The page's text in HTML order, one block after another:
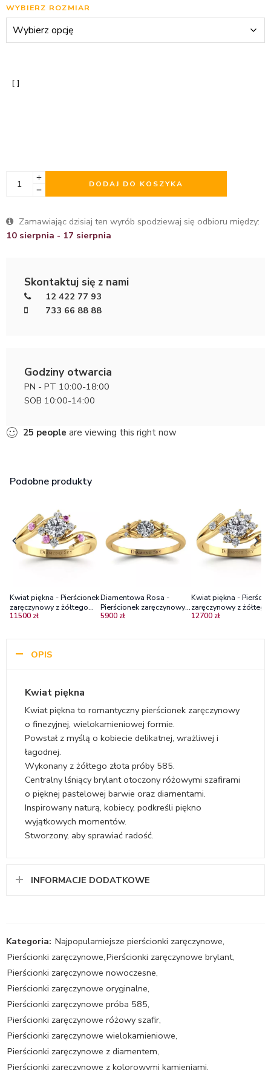
WYBIERZ ROZMIAR
DODAJ DO KOSZYKA
Zamawiając dzisiaj ten wyrób spodziewaj się odbioru między:
10 sierpnia - 17 sierpnia
Skontaktuj się z nami
12 422 77 93
733 66 88 88
Godziny otwarcia
PN - PT 10:00-18:00
SOB 10:00-14:00
25 people are viewing this right now
Podobne produkty
Kwiat piękna - Pierścionek
zaręczynowy z żółtego
złota z diamentami i
11500 zł
Diamentowa Rosa -
Pierścionek zaręczynowy z
żółtego złota z
5900 zł
Kwiat piękna -
zaręczynowy z żółtego
złota z diamentami,
12700 zł
OPIS
Kwiat piękna
Kwiat piękna to romantyczny pierścionek zaręczynowy
o finezyjnej, wielokamieniowej formie.
Powstał z myślą o kobiecie delikatnej, wrażliwej i
łagodnej.
Wykonany z żółtego złota próby 585.
Centralny lśniący brylant otoczony różowymi szafirami
o pięknej pastelowej barwie oraz diamentami.
Inspirowany naturą, kobiecy, podkreśli piękno
wyjątkowych momentów.
Stworzony, aby sprawiać radość.
INFORMACJE DODATKOWE
Kategoria: Najpopularniejsze pierścionki zaręczynowe,
Pierścionki zaręczynowe,Pierścionki zaręczynowe brylant,
Pierścionki zaręczynowe nowoczesne,
Pierścionki zaręczynowe oryginalne,
Pierścionki zaręczynowe próba 585,
Pierścionki zaręczynowe różowy szafir,
Pierścionki zaręczynowe wielokamieniowe,
Pierścionki zaręczynowe z diamentem,
Pierścionki zaręczynowe z kolorowymi kamieniami,